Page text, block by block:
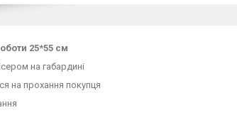
25*55 см
на габардині
на прохання покупця